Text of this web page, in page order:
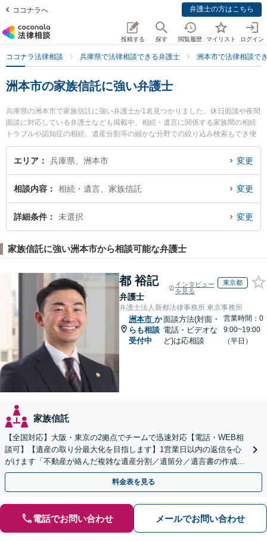
ココナラへ 弁護士の方はこちら
投稿する 探す 閲覧履歴 マイリスト ログイン
ココナラ法律相談 兵庫県で法律相談できる弁護士 洲本市で法律相談で
洲本市の家族信託に強い弁護士
兵庫県の洲本市で家族信託に強い弁護士が1名見つかりました。休日面談や夜間
面談に対応している弁護士なども掲載中。相続・遺言に関係する家族間の相続
トラブルや認知症の相続、遺産分割等の細かな分野での絞り込み検索もでき便
利です。特に洲本さかえ法律事務所の永澤 徹弁護士のプロフィール情報や弁護
士費用、強みなどが注目されています。『洲本市で土日や夜間に発生した家族
できる洲本市内の弁護士に相談予約したい』などでお困りの相談者さんにおす
すめです。
エリア 兵庫県、洲本市 変更
相談内容 相続・遺言、家族信託 変更
詳細条件 未選択 変更
家族信託に強い洲本市から相談可能な弁護士
都 裕記
弁護士
インタビュー
を見る
東京都
弁護士法人新都法律事務所 東京事務所
洲本市 か
らも相談
受付中
面談方法(対面・
電話・ビデオな
ど)は応相談
営業時間：0
9:00~19:00
（平日）
家族信託
【全国対応】大阪・東京の2拠点でチームで迅速対応【電話・WEB相
談可】【遺産の取り分最大化を目指します】1営業日以内の返信を心
がけます「不動産が絡んだ複雑な遺産分割／遺留分／遺言書の作成・
執行／事業承継など、お任せください」【休日相談あり】
料金表を見る
電話でお問い合わせ メールでお問い合わせ